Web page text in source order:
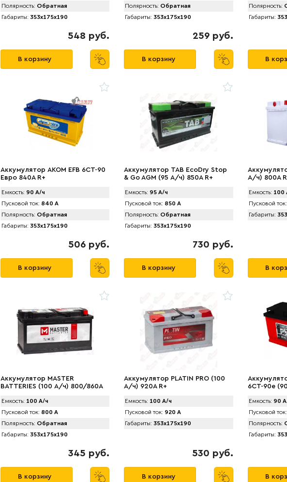
Полярность: Обратная
Габариты: 353x175x190
548 руб.
В корзину
Полярность: Обратная
Габариты: 353x175x190
259 руб.
В корзину
Полярность:
Габариты:
В
Аккумулятор AKOM EFB 6CT-90
Евро 840A R+
Емкость: 90 А/ч
Пусковой ток: 840 А
Полярность: Обратная
Габариты: 353x175x190
506 руб.
В корзину
Аккумулятор TAB EcоDry Stop
& Go AGM (95 А/ч) 850А R+
Емкость: 95 А/ч
Пусковой ток: 850 А
Полярность: Обратная
Габариты: 353x175x190
730 руб.
В корзину
А/ч) 800А
Емкость: 100
Пусковой ток:
Габариты:
В
Аккумулятор MАSTER
BATTERIES (100 А/ч) 800/860A
Емкость: 100 А/ч
Пусковой ток: 800 А
Полярность: Обратная
Габариты: 353x175x190
345 руб.
В корзину
Аккумулятор PLATIN PRO (100
А/ч) 920A R+
Емкость: 100 А/ч
Пусковой ток: 920 А
Габариты: 353x175x190
530 руб.
В корзину
6СТ-90е (90
Емкость: 90
Пусковой ток:
Полярность:
Габариты:
В